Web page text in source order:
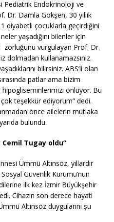
Pediatrik Endokrinoloji ve
Dr. Damla Gökşen, 30 yıllık
1 diyabetli çocuklarla geçirdiğini
yaşadığını bilenler için
zorluğunu vurgulayan Prof. Dr.
dolmadan kullanamazsınız.
bilirsiniz. ABS’li olan
patlar ama bizim
hipogliseminlerimizi önlüyor. Bu
teşekkür ediyorum” dedi.
önce ailelerin mutlaka
bulundu.
Cemil Tugay oldu”
Ümmü Altınsöz, yıllardır
Güvenlik Kurumu’nun
ilk kez İzmir Büyükşehir
Cihazın son derece hayati
Altınsöz duygularını şu